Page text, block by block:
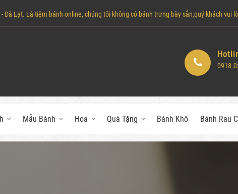
Đà Lạt. Là tiệm bánh online, chúng tôi không có bánh trưng bày sẵn,quý khách
Mẫu Bánh Hoa Quà Tặng Bánh Khô Bánh Rau